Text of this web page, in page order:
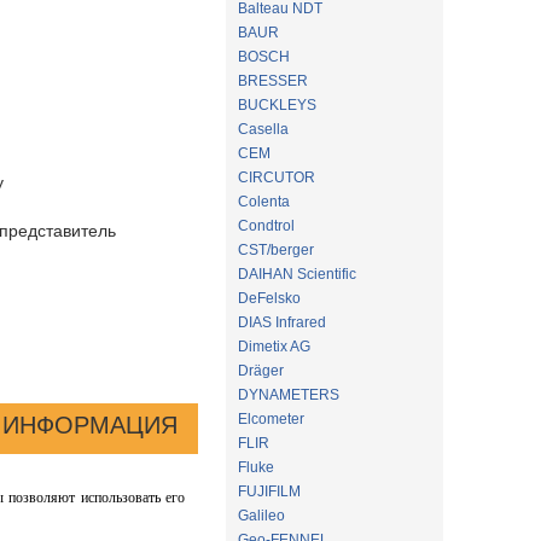
использовать его
Balteau NDT
BAUR
BOSCH
BRESSER
BUCKLEYS
Casella
CEM
CIRCUTOR
Colenta
Condtrol
CST/berger
DAIHAN Scientific
DeFelsko
DIAS Infrared
Dimetix AG
Dräger
DYNAMETERS
Elcometer
FLIR
Fluke
FUJIFILM
Galileo